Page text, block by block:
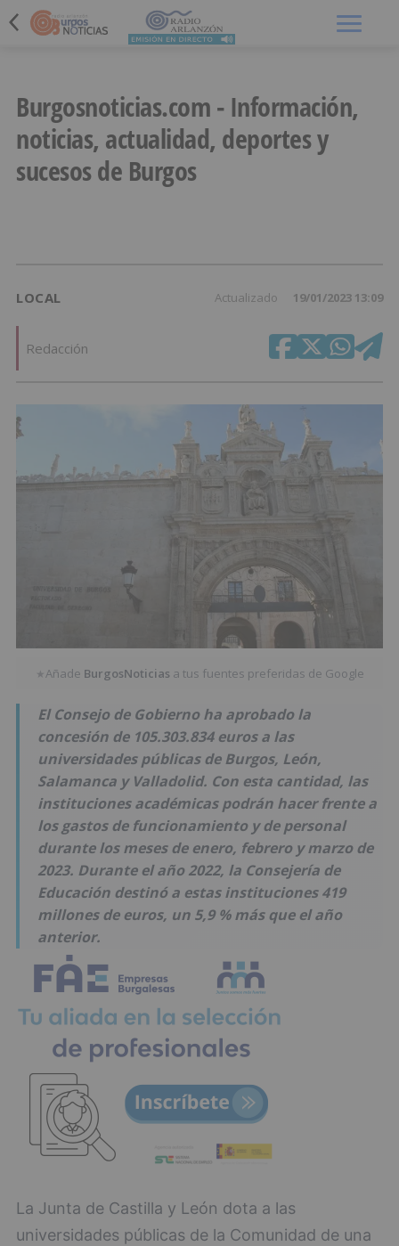
Burgosnoticias.com - Información,
noticias, actualidad, deportes y
sucesos de Burgos
LOCAL Actualizado 19/01/2023 13:09
Redacción
★Añade BurgosNoticias a tus fuentes preferidas de Google
El Consejo de Gobierno ha aprobado la
concesión de 105.303.834 euros a las
universidades públicas de Burgos, León,
Salamanca y Valladolid. Con esta cantidad, las
instituciones académicas podrán hacer frente a
los gastos de funcionamiento y de personal
durante los meses de enero, febrero y marzo de
2023. Durante el año 2022, la Consejería de
Educación destinó a estas instituciones 419
millones de euros, un 5,9 % más que el año
anterior.
La Junta de Castilla y León dota a las
universidades públicas de la Comunidad de una